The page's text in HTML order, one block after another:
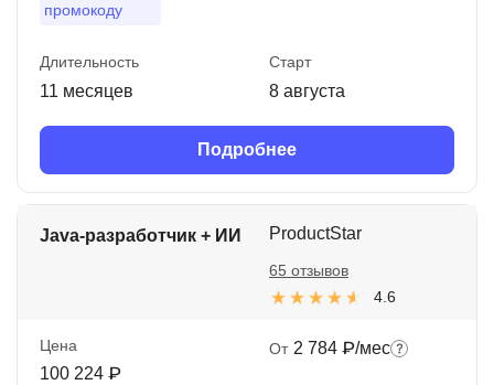
промокоду
Длительность
11 месяцев
Старт
8 августа
Подробнее
Java-разработчик + ИИ ProductStar
4.6
65 отзывов
Цена
100 224 ₽
От 2 784 ₽/мес